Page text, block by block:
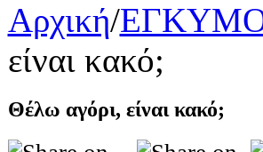
Αρχική/
είναι κακό;
Θέλω αγόρι, είναι κακό;